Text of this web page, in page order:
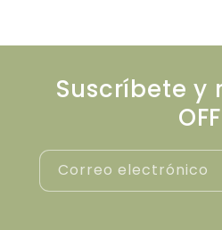
Suscríbete y
OFF
Correo electrónico